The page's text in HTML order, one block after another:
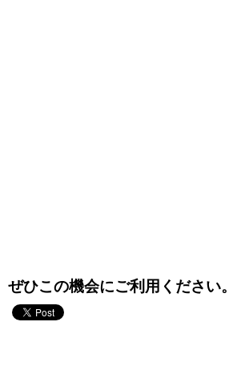
ぜひこの機会にご利用ください。